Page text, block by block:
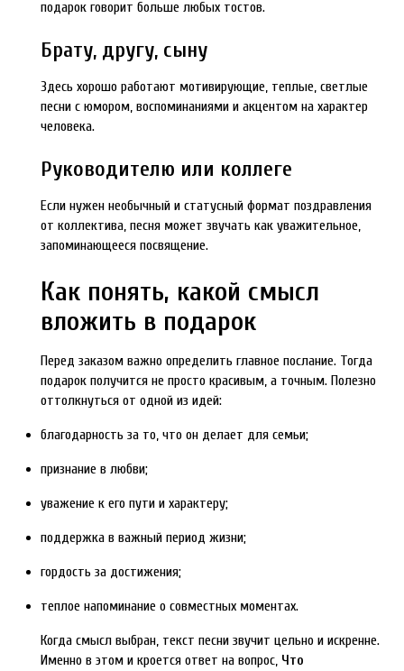
подарок говорит больше любых тостов.
Брату, другу, сыну
Здесь хорошо работают мотивирующие, теплые, светлые
песни с юмором, воспоминаниями и акцентом на характер
человека.
Руководителю или коллеге
Если нужен необычный и статусный формат поздравления
от коллектива, песня может звучать как уважительное,
запоминающееся посвящение.
Как понять, какой смысл
вложить в подарок
Перед заказом важно определить главное послание. Тогда
подарок получится не просто красивым, а точным. Полезно
оттолкнуться от одной из идей:
благодарность за то, что он делает для семьи;
признание в любви;
уважение к его пути и характеру;
поддержка в важный период жизни;
гордость за достижения;
теплое напоминание о совместных моментах.
Когда смысл выбран, текст песни звучит цельно и искренне.
Именно в этом и кроется ответ на вопрос, Что